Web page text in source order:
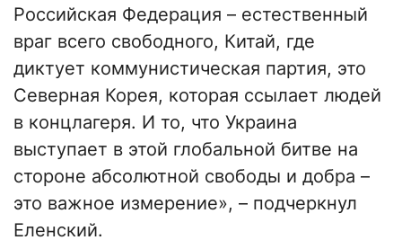
Российская Федерация – естественный
враг всего свободного, Китай, где
диктует коммунистическая партия, это
Северная Корея, которая ссылает людей
в концлагеря. И то, что Украина
выступает в этой глобальной битве на
стороне абсолютной свободы и добра –
это важное измерение», – подчеркнул
Еленский.